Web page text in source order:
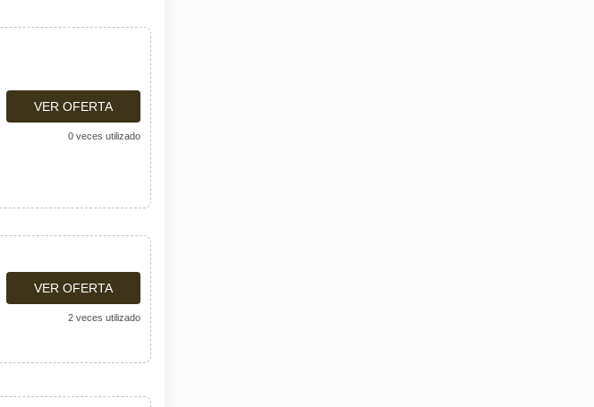
VER OFERTA
0 veces utilizado
VER OFERTA
2 veces utilizado